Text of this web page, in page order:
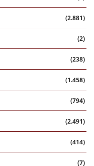
(2.881)
(2)
(238)
(1.458)
(794)
(2.491)
(414)
(7)